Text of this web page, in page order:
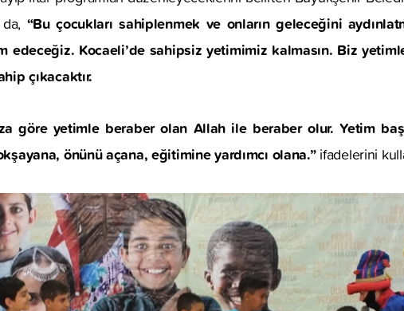
“Bu çocukları sahiplenmek ve onların geleceğini
edeceğiz. Kocaeli’de sahipsiz yetimimiz kalmasın. Biz
çıkacaktır.
göre yetimle beraber olan Allah ile beraber olur. Yetim
önünü açana, eğitimine yardımcı olana.”ifadelerini